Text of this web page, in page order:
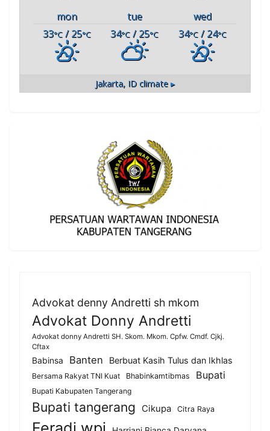
mon tue
wed
33°C / 25°C 34°C / 25°C 34°C/ 24°C
Jakarta, ID climate ▸
Advokat denny Andretti sh mkom
Advokat Donny Andretti
Advokat donny Andretti SH. Skom. Mkom. Cpfw. Cmdf. Cjkj.
Cftax
Babinsa Banten Berbuat Kasih Tulus dan Ikhlas
Bersama Rakyat TNI Kuat Bhabinkamtibmas Bupati
Bupati Kabupaten Tangerang
Bupati tangerang Cikupa Citra Raya